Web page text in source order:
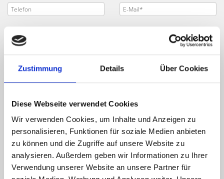
Zustimmung Details Über Cookies
Diese Webseite verwendet Cookies
Wir verwenden Cookies, um Inhalte und Anzeigen zu
personalisieren, Funktionen für soziale Medien anbieten
zu können und die Zugriffe auf unsere Website zu
analysieren. Außerdem geben wir Informationen zu Ihrer
Verwendung unserer Website an unsere Partner für
Ich habe dieDatenschutzerklärungzur Kenntnis genommen. Ich stimme